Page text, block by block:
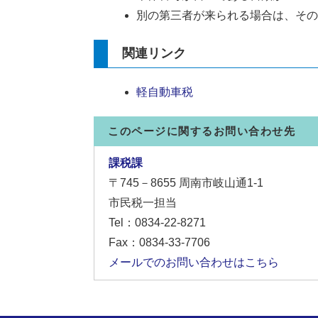
別の第三者が来られる場合は、そ
関連リンク
軽自動車税
このページに関するお問い合わせ先
課税課
〒745－8655 周南市岐山通1-1
市民税一担当
Tel：0834-22-8271
Fax：0834-33-7706
メールでのお問い合わせはこちら